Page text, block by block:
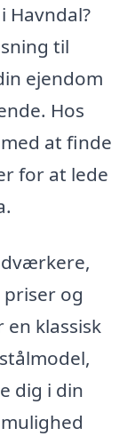
Havndal?
til
ejendom
Hos
at finde
for at lede
og
klassisk
dig i din